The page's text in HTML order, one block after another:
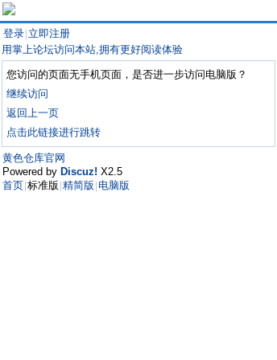
登录 立即注册
用掌上论坛访问本站,拥有更好阅读体验
您访问的页面无手机页面，是否进一步访问电脑版？
继续访问
返回上一页
点击此链接进行跳转
黄色仓库官网
Powered by Discuz! X2.5
首页 标准版 精简版 电脑版